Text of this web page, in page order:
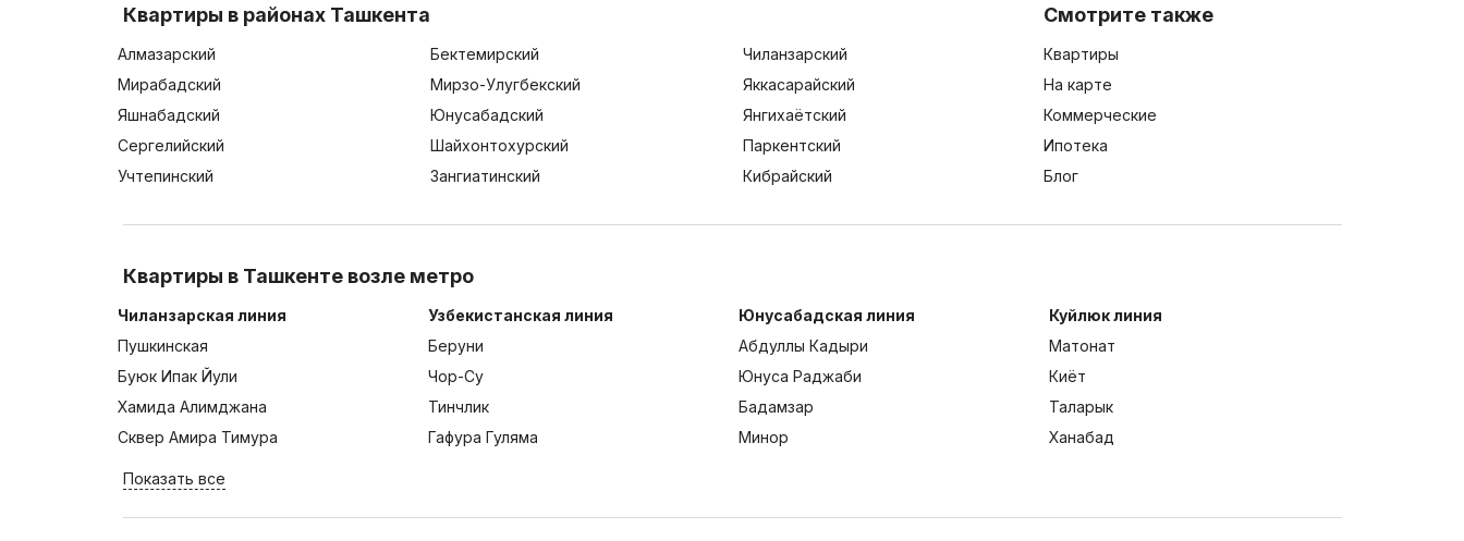
Квартиры в районах Ташкента
Алмазарский Бектемирский
Чиланзарский
Мирабадский
Мирзо-Улугбекский
Яккасарайский
Яшнабадский
Юнусабадский
Янгихаётский
Сергелийский
Шайхонтохурский
Паркентский
Учтепинский
Зангиатинский Кибрайский
Смотрите также
Квартиры
На карте
Коммерческие
Ипотека
Блог
Квартиры в Ташкенте возле метро
Чиланзарская линия
Пушкинская
Буюк Ипак Йули
Хамида Алимджана
Сквер Амира Тимура
Узбекистанская линия
Беруни
Чор-Су
Тинчлик
Гафура Гуляма
Юнусабадская линия
Абдуллы Кадыри
Юнуса Раджаби
Бадамзар
Минор
Куйлюк линия
Матонат
Киёт
Таларык
Ханабад
Показать все